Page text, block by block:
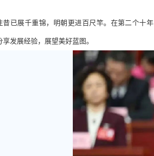
昔已展千重锦，明朝更进百尺竿。在第二个十
享发展经验，展望美好蓝图。